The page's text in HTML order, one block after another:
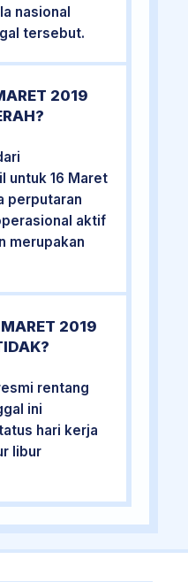
nasional
tersebut.
2019
untuk 16 Maret
perputaran
aktif
merupakan
2019
rentang
ini
hari kerja
libur